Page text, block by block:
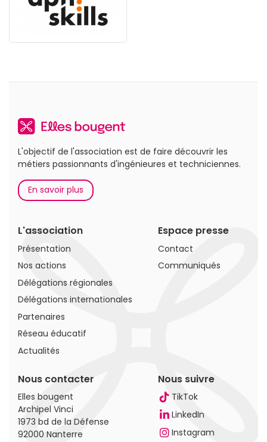
L'objectif de l'association est de faire découvrir les
métiers passionnants d'ingénieures et techniciennes.
En savoir plus
L'association
Présentation
Nos actions
Délégations régionales
Délégations internationales
Partenaires
Réseau éducatif
Actualités
Espace presse
Contact
Communiqués
Nous contacter
Elles bougent
Archipel Vinci
1973 bd de la Défense
92000 Nanterre
Nous suivre
TikTok
LinkedIn
Instagram